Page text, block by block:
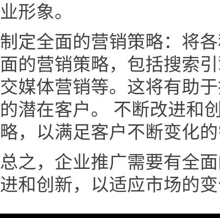
业形象。
制定全面的营销策略：将
面的营销策略，包括搜索
交媒体营销等。这将有助
的潜在客户。 不断改进和
略，以满足客户不断变化
总之，企业推广需要有全
进和创新，以适应市场的